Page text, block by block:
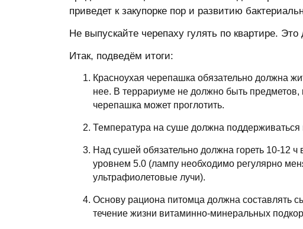
приведет к закупорке пор и развитию
Не выпускайте черепаху гулять по квартире.
Итак, подведём итоги:
Красноухая черепашка обязательно должна
нее. В террариуме не должно быть предметов,
черепашка может проглотить.
Температура на суше должна
Над сушей обязательно должна гореть 10-12
уровнем 5.0 (лампу необходимо регулярно
ультрафиолетовые лучи).
Основу рациона питомца должна составлять
течение жизни витаминно-минеральных